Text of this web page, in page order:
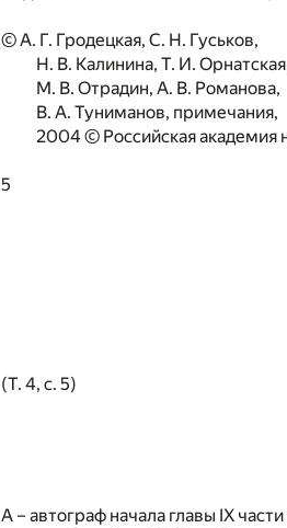
© А. Г. Гродецкая, С. Н. Гуськов,
Н. В. Калинина, Т. И.
М. В. Отрадин, А. В. Романова,
В. A. Туниманов, примечания,
2004 © Российская академия
5
(Т. 4, с. 5)
А – автограф начала главы IX